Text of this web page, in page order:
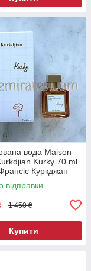
вода Maison
Kurky 70 ml
Куркджан
відправки
1 450 ₴
Купити